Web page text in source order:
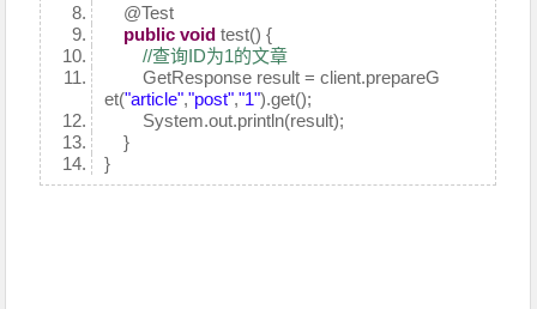
@Test
public void test() {
//查询ID为1的文章
GetResponse result = client.prepareG
et("article","post","1").get();
System.out.println(result);
}
}